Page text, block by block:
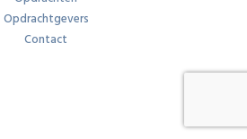
Opdrachtgevers
Contact